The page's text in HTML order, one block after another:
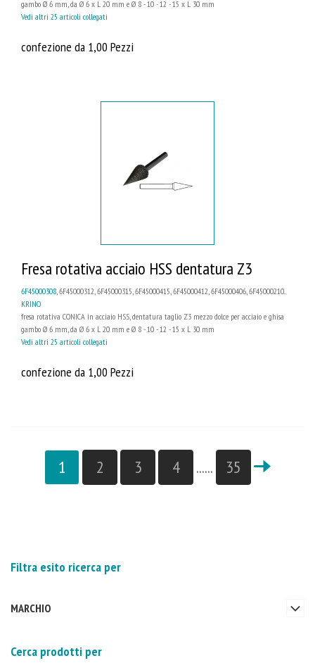
gambo Ø 6 mm, da Ø 6 x L 20 mm e Ø 8 - 10 - 12 - 15 x L 30 mm
Vedi altri 25 articoli collegati
confezione da 1,00 Pezzi
Fresa rotativa acciaio HSS dentatura Z3
6F45000308, 6F45000312, 6F45000315, 6F45000415, 6F45000412, 6F45000406, 6F45000210...
KRINO
fresa rotativa CONICA in acciaio HSS, dentatura taglio Z3 mezzo dolce per acciaio e ghisa
gambo Ø 6 mm, da Ø 6 x L 20 mm e Ø 8 - 10 - 12 - 15 x L 30 mm
Vedi altri 25 articoli collegati
confezione da 1,00 Pezzi
1 2 3 4 ...... 35
Filtra esito ricerca per
MARCHIO
Cerca prodotti per